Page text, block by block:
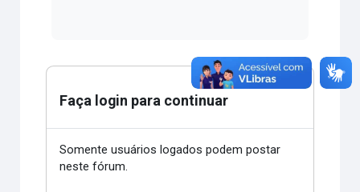
Faça login para continuar
Somente usuários logados podem postar
neste fórum.